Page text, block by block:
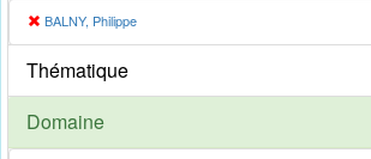
BALNY, Philippe
Thématique
Domaine